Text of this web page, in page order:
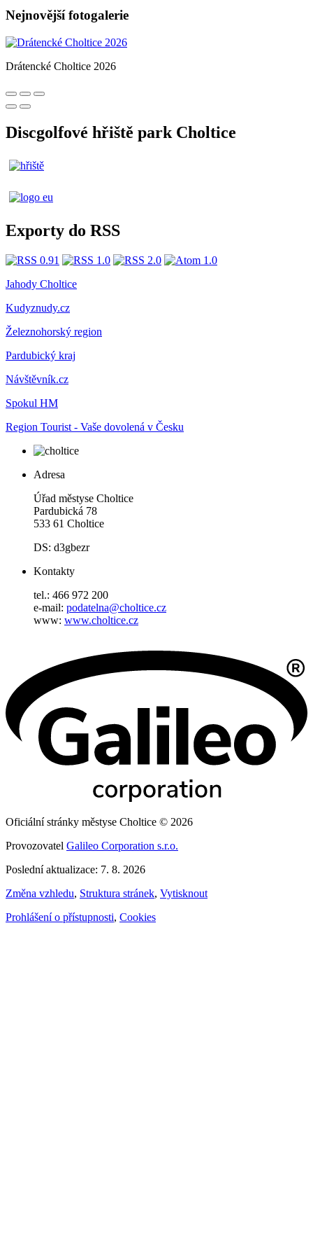
Nejnovější fotogalerie
Drátencké Choltice 2026
Discgolfové hřiště park Choltice
Exporty do RSS
Jahody Choltice
Kudyznudy.cz
Železnohorský region
Pardubický kraj
Návštěvník.cz
Spokul HM
Region Tourist - Vaše dovolená v Česku
Adresa
Úřad městyse Choltice
Pardubická 78
533 61 Choltice
DS: d3gbezr
Kontakty
tel.: 466 972 200
e-mail: podatelna@choltice.cz
www: www.choltice.cz
Oficiální stránky městyse Choltice © 2026
Provozovatel Galileo Corporation s.r.o.
Poslední aktualizace: 7. 8. 2026
Změna vzhledu, Struktura stránek, Vytisknout
Prohlášení o přístupnosti, Cookies